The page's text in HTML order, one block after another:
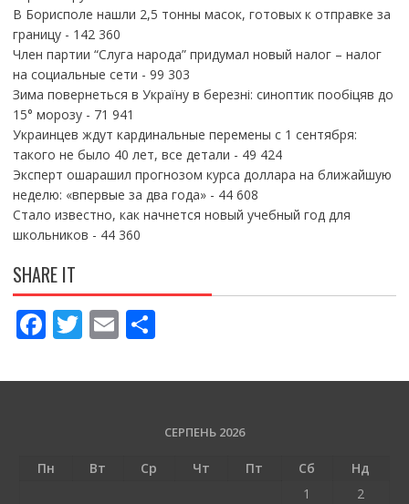
В Борисполе нашли 2,5 тонны масок, готовых к отправке за
границу- 142 360
Член партии “Слуга народа” придумал новый налог – налог
на социальные сети - 99 303
Зима повернеться в Україну в березні: синоптик пообіцяв до
15° морозу- 71 941
Украинцев ждут кардинальные перемены с 1 сентября:
такого не было 40 лет, все детали - 49 424
Эксперт ошарашил прогнозом курса доллара на ближайшую
неделю: «впервые за два года»- 44 608
Стало известно, как начнется новый учебный год для
школьников - 44 360
SHARE IT
F
e
o
T
itt
E
ai
П
ді
и
т
СЕРПЕНЬ 2026
Пн Вт Ср Чт Пт Сб
Нд
1
2